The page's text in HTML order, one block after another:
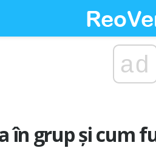
ad
în grup și cum